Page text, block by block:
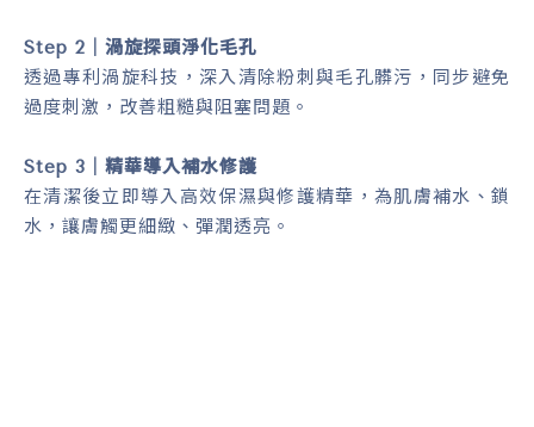
Step 2｜渦旋探頭淨化毛孔
透過專利渦旋科技，深入清除粉刺與毛孔髒污，同步避免
過度刺激，改善粗糙與阻塞問題。
Step 3｜精華導入補水修護
在清潔後立即導入高效保濕與修護精華，為肌膚補水、鎖
水，讓膚觸更細緻、彈潤透亮。